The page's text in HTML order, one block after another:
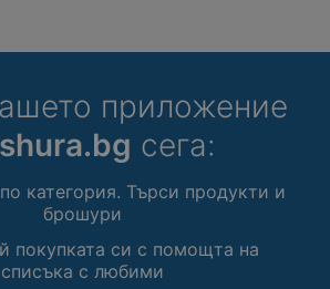
приложение
сега:
категория. Търси продукти и
брошури
покупката си с помощта на
списъка с любими